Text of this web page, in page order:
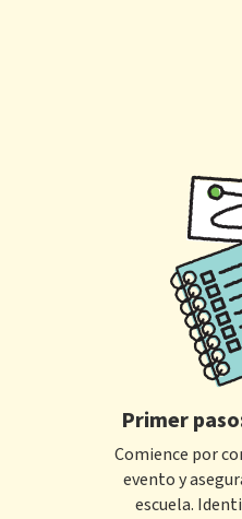
Primer
Comience por
evento y
escuela.